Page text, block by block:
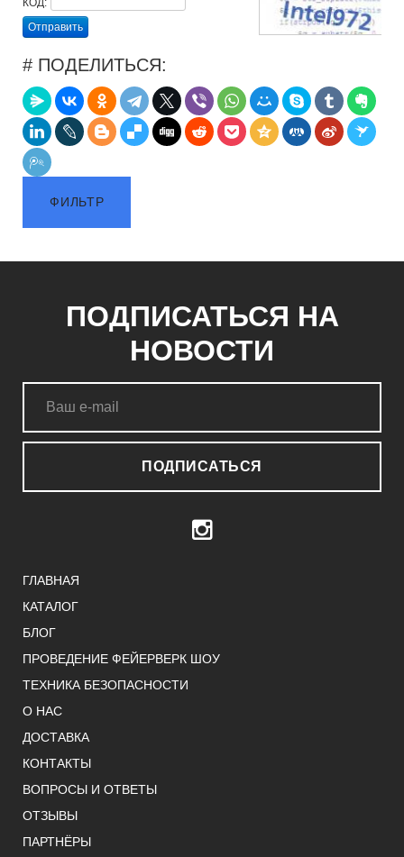
КОД:
Отправить
# ПОДЕЛИТЬСЯ:
ФИЛЬТР
ПОДПИСАТЬСЯ НА
НОВОСТИ
ПОДПИСАТЬСЯ
ГЛАВНАЯ
КАТАЛОГ
БЛОГ
ПРОВЕДЕНИЕ ФЕЙЕРВЕРК ШОУ
ТЕХНИКА БЕЗОПАСНОСТИ
О НАС
ДОСТАВКА
КОНТАКТЫ
ВОПРОСЫ И ОТВЕТЫ
ОТЗЫВЫ
ПАРТНЁРЫ